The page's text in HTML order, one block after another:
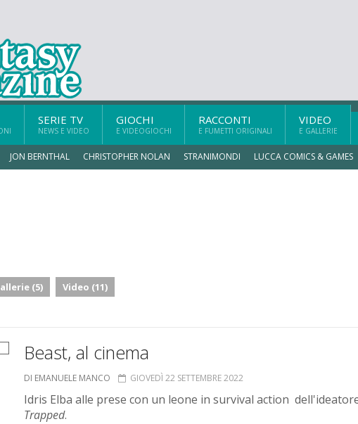
SERIE TV
NEWS E VIDEO
GIOCHI
E VIDEOGIOCHI
RACCONTI
E FUMETTI ORIGINALI
VIDEO
E GALLERIE
JON BERNTHAL CHRISTOPHER NOLAN STRANIMONDI LUCCA COMICS & GAMES
(5) Video (11)
Beast, al cinema
DI EMANUELE MANCO GIOVEDÌ 22 SETTEMBRE 2022
Idris Elba alle prese con un leone in survival action
Trapped.